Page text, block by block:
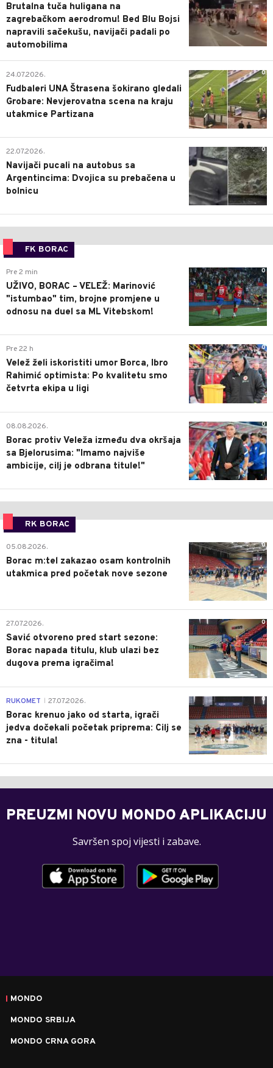
Brutalna tuča huligana na
zagrebačkom aerodromu! Bed Blu Bojsi
napravili sačekušu, navijači padali po
automobilima
0
24.07.2026.
Fudbaleri UNA Štrasena šokirano gledali
Grobare: Nevjerovatna scena na kraju
utakmice Partizana
0
22.07.2026.
Navijači pucali na autobus sa
Argentincima: Dvojica su prebačena u
bolnicu
FK BORAC
0
Pre 2 min
UŽIVO, BORAC – VELEŽ: Marinović
"istumbao" tim, brojne promjene u
odnosu na duel sa ML Vitebskom!
0
Pre 22 h
Velež želi iskoristiti umor Borca, Ibro
Rahimić optimista: Po kvalitetu smo
četvrta ekipa u ligi
0
08.08.2026.
Borac protiv Veleža između dva okršaja
sa Bjelorusima: "Imamo najviše
ambicije, cilj je odbrana titule!"
RK BORAC
0
05.08.2026.
Borac m:tel zakazao osam kontrolnih
utakmica pred početak nove sezone
0
27.07.2026.
Savić otvoreno pred start sezone:
Borac napada titulu, klub ulazi bez
dugova prema igračima!
0
RUKOMET 27.07.2026.
Borac krenuo jako od starta, igrači
jedva dočekali početak priprema: Cilj se
zna - titula!
PREUZMI NOVU MONDO APLIKACIJU
Savršen spoj vijesti i zabave.
MONDO
MONDO SRBIJA
MONDO CRNA GORA